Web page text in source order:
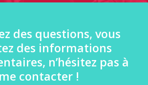
des questions, vous
des informations
n’hésitez pas à
me contacter !